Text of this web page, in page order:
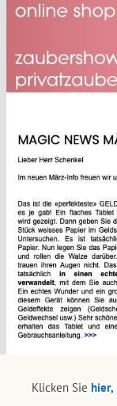
Klicken Sie hier,